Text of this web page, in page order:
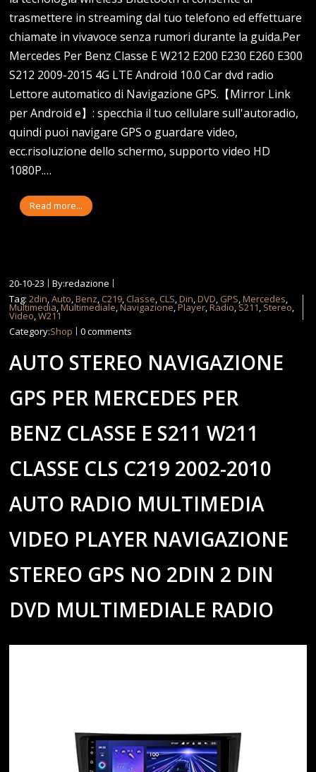
trasmettere in streaming dal tuo telefono ed effettuare
chiamate in vivavoce senza rumori durante la guida.Per
Mercedes Per Benz Classe E W212 E200 E230 E260 E300
S212 2009-2015 4G LTE Android 10.0 Car dvd radio
Lettore automatico di Navigazione GPS.【Mirror Link
per Android e】: specchia il tuo cellulare sull'autoradio,
quindi puoi navigare GPS o guardare video,
ecc.risoluzione dello schermo, supporto video HD
1080P.…
Read more...
20-10-23
By:redazione
Tag:2din,Auto,Benz, C219, Classe, CLS,Din,DVD, GPS,Mercedes,
Multimedia,Multimediale,Navigazione,Player,Radio,S211, Stereo,
Video,W211
Category:Shop 0 comments
AUTO STEREO NAVIGAZIONE
GPS PER MERCEDES PER
BENZ CLASSE E S211 W211
CLASSE CLS C219 2002-2010
AUTO RADIO MULTIMEDIA
VIDEO PLAYER NAVIGAZIONE
STEREO GPS NO 2DIN 2 DIN
DVD MULTIMEDIALE RADIO